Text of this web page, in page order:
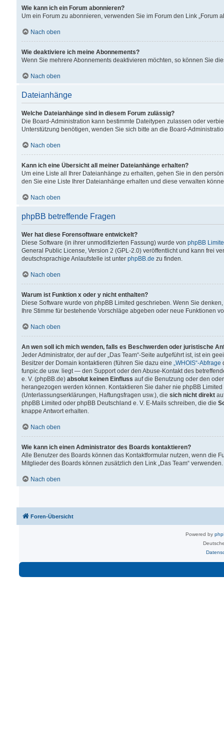
Wie kann ich ein Forum abonnieren?
Um ein Forum zu abonnieren, verwenden Sie im Forum den Link „Forum
Nach oben
Wie deaktiviere ich meine Abonnements?
Wenn Sie mehrere Abonnements deaktivieren möchten, so können Sie
Nach oben
Dateianhänge
Welche Dateianhänge sind in diesem Forum zulässig?
Die Board-Administration kann bestimmte Dateitypen zulassen oder
Unterstützung benötigen, wenden Sie sich bitte an die Board-
Nach oben
Kann ich eine Übersicht all meiner Dateianhänge erhalten?
Um eine Liste all Ihrer Dateianhänge zu erhalten, gehen Sie in den
den Sie eine Liste Ihrer Dateianhänge erhalten und diese verwalten
Nach oben
phpBB betreffende Fragen
Wer hat diese Forensoftware entwickelt?
Diese Software (in ihrer unmodifizierten Fassung) wurde von phpBB
General Public License, Version 2 (GPL-2.0) veröffentlicht und kann frei
deutschsprachige Anlaufstelle ist unter phpBB.de zu finden.
Nach oben
Warum ist Funktion x oder y nicht enthalten?
Diese Software wurde von phpBB Limited geschrieben. Wenn Sie
Ihre Stimme für bestehende Vorschläge abgeben oder neue Funktionen
Nach oben
An wen soll ich mich wenden, falls es Beschwerden oder juristische
Jeder Administrator, der auf der „Das Team“-Seite aufgeführt ist, ist ein
Besitzer der Domain kontaktieren (führen Sie dazu eine „WHOIS“-Abfrage
funpic.de usw. liegt — den Support oder den Abuse-Kontakt des
e. V. (phpBB.de) absolut keinen Einfluss auf die Benutzung oder den
herangezogen werden können. Kontaktieren Sie daher nie phpBB
(Unterlassungserklärungen, Haftungsfragen usw.), die sich nicht direkt
phpBB Limited oder phpBB Deutschland e. V. E-Mails schreiben, die die
knappe Antwort erhalten.
Nach oben
Wie kann ich einen Administrator des Boards kontaktieren?
Alle Benutzer des Boards können das Kontaktformular nutzen, wenn die
Mitglieder des Boards können zusätzlich den Link „Das Team“ verwenden.
Nach oben
Foren-Übersicht
Powered by